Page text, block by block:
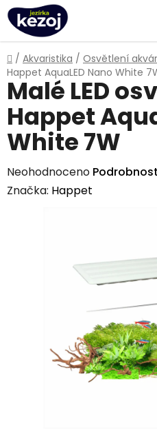
Přejít
na
obsah
Domů
/ Akvaristika / Osvětlení
Happet AquaLED Nano White
Malé LED
Happet
White 7W
Průměrné
hodnocení
Neohodnoceno
Značka: Happet